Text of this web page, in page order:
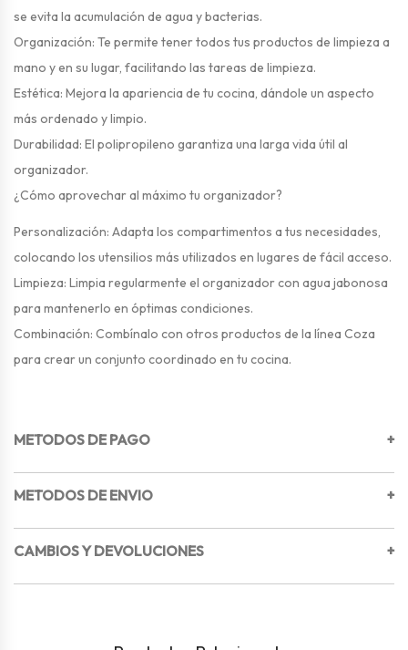
se evita la acumulación de agua y bacterias.
Organización: Te permite tener todos tus productos de limpieza a
mano y en su lugar, facilitando las tareas de limpieza.
Estética: Mejora la apariencia de tu cocina, dándole un aspecto
más ordenado y limpio.
Durabilidad: El polipropileno garantiza una larga vida útil al
organizador.
¿Cómo aprovechar al máximo tu organizador?
Personalización: Adapta los compartimentos a tus necesidades,
colocando los utensilios más utilizados en lugares de fácil acceso.
Limpieza: Limpia regularmente el organizador con agua jabonosa
para mantenerlo en óptimas condiciones.
Combinación: Combínalo con otros productos de la línea Coza
para crear un conjunto coordinado en tu cocina.
METODOS DE PAGO +
METODOS DE ENVIO +
CAMBIOS Y DEVOLUCIONES +